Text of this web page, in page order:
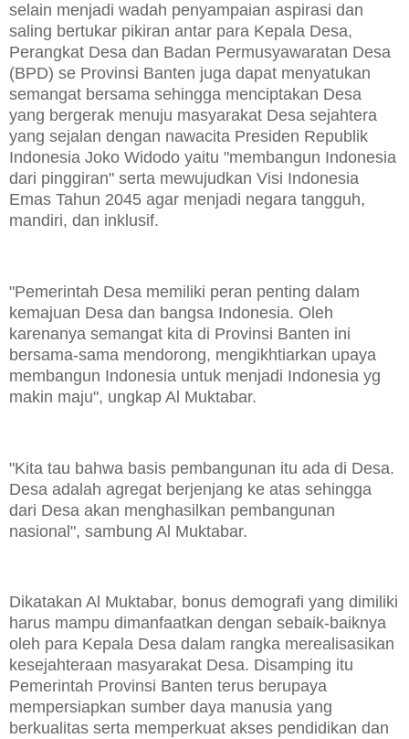
selain menjadi wadah penyampaian aspirasi dan
saling bertukar pikiran antar para Kepala Desa,
Perangkat Desa dan Badan Permusyawaratan Desa
(BPD) se Provinsi Banten juga dapat menyatukan
semangat bersama sehingga menciptakan Desa
yang bergerak menuju masyarakat Desa sejahtera
yang sejalan dengan nawacita Presiden Republik
Indonesia Joko Widodo yaitu "membangun Indonesia
dari pinggiran" serta mewujudkan Visi Indonesia
Emas Tahun 2045 agar menjadi negara tangguh,
mandiri, dan inklusif.
"Pemerintah Desa memiliki peran penting dalam
kemajuan Desa dan bangsa Indonesia. Oleh
karenanya semangat kita di Provinsi Banten ini
bersama-sama mendorong, mengikhtiarkan upaya
membangun Indonesia untuk menjadi Indonesia yg
makin maju", ungkap Al Muktabar.
"Kita tau bahwa basis pembangunan itu ada di Desa.
Desa adalah agregat berjenjang ke atas sehingga
dari Desa akan menghasilkan pembangunan
nasional", sambung Al Muktabar.
Dikatakan Al Muktabar, bonus demografi yang dimiliki
harus mampu dimanfaatkan dengan sebaik-baiknya
oleh para Kepala Desa dalam rangka merealisasikan
kesejahteraan masyarakat Desa. Disamping itu
Pemerintah Provinsi Banten terus berupaya
mempersiapkan sumber daya manusia yang
berkualitas serta memperkuat akses pendidikan dan